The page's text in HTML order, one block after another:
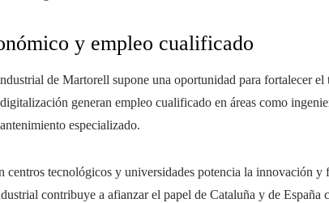
y empleo cualificado
de Martorell supone una oportunidad para fortalecer
generan empleo cualificado en áreas como
especializado.
centros tecnológicos y universidades potencia la innovación y
contribuye a afianzar el papel de Cataluña y de España